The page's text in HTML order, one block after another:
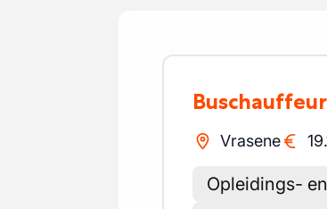
Buschauffeur
Vrasene
Opleidings-